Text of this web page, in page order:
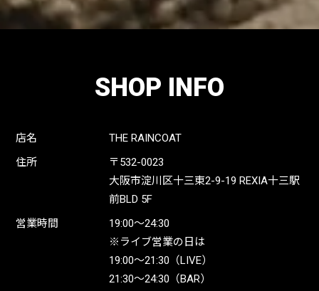
SHOP INFO
店名
THE RAINCOAT
住所
〒532-0023
大阪市淀川区十三東2-9-19 REXIA十三駅
前BLD 5F
営業時間
19:00〜24:30
※ライブ営業の日は
19:00〜21:30（LIVE）
21:30〜24:30（BAR）